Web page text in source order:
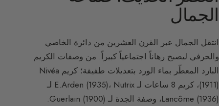
الجمال
انتقل الجمال عبر القرن العشرين من دائرة الخاصي
والحرفي ليصبح رهاناً اجتماعياً كبيراً. من وصفات الكريم
البارد المعطّر بماء الورد بتعديلات طفيفة؛ كريم Nivéa
(1911)، كريم 8 ساعات لـ E.Arden (1935)، Nutrix لـ
Lancôme (1936)، وصفة الجدة لـ Guerlain (1900).